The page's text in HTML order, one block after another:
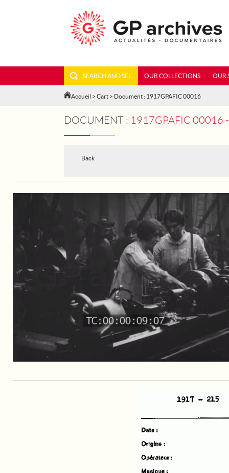
SEARCH AND SEE OUR COLLECTIONS OUR
Accueil > Cart > Document : 1917GPAFIC 00016
DOCUMENT : 1917GPAFIC 00016
Back